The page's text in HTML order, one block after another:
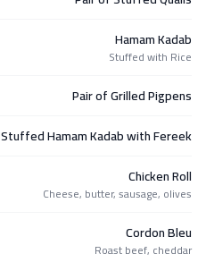
Hamam Kadab
Stuffed with Rice
Pair of Grilled Pigpens
Stuffed Hamam Kadab with Fereek
Chicken Roll
Cheese, butter, sausage, olives
Cordon Bleu
Roast beef, cheddar